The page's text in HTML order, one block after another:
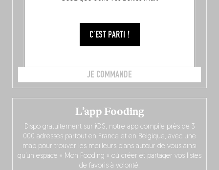
C'EST PARTI !
JE COMMANDE
L’app Fooding
Dispo gratuitement sur iOS, notre app compile près de 3
000 adresses partout en France et en Belgique, avec une
map pour trouver les meilleurs plans autour de vous ainsi
qu’un espace « Mon Fooding » où créer et partager vos listes
de favoris à volonté.